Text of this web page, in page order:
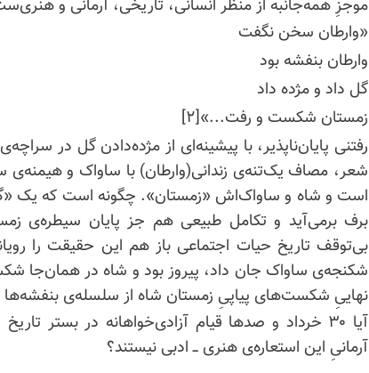
موجزِ همه‌جانبه از منظر انسانی، تاریخی، آرمانی و
«وارطان سخن نگفت
وارطان بنفشه بود
گل داد و مژده داد
زمستان شکست و رفت...»[۲]
رفتنی پایان‌ناپذیر، با پیشینه‌‌ای از مژده‌دادن گل در
شعر، مصاف یک‌تنه‌ی زندانی(وارطان) با ساواک و
است و شاه و ساواک‌اش «زمستان». چگونه است که یک
برف برمی‌آید و تکامل طبیعی هم جز پایان سیطره‌ی
بی‌توقف تاریخ حیات اجتماعی باز هم این حقیقت را
نهاییِ شکست‌های پیاپیِ زمستان شاه از سلسله‌ی بنفشه‌ها در دهه‌های
آیا ۳۰ خرداد و صدها قیام آزادی‌خواهانه در بستر
آرمانیِ این استعاره‌ی هنری ــ ادبی نیستند؟